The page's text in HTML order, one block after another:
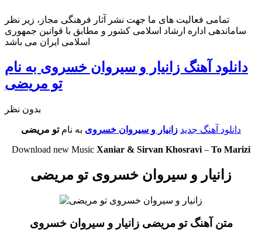
تمامی فعالیت های ما جهت نشر آثار فرهنگی مجاز، زیر نظر
ساماندهی اداره ارشاد اسلامی کشور و مطابق با قوانین جمهوری
اسلامی ایران می باشد
دانلود آهنگ زانیار و سیروان خسروی به نام
تو مریضی
بدون نظر
دانلود آهنگ جدید زانیار و سیروان خسروی به نامتو مریضی
Download new Music Xaniar & Sirvan Khosravi – To Marizi
زانیار و سیروان خسروی تو مریضی
متن آهنگ تو مریضی زانیار و سیروان خسروی